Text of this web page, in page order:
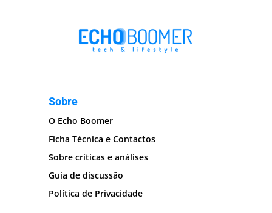
Sobre
O Echo Boomer
Ficha Técnica e Contactos
Sobre críticas e análises
Guia de discussão
Política de Privacidade